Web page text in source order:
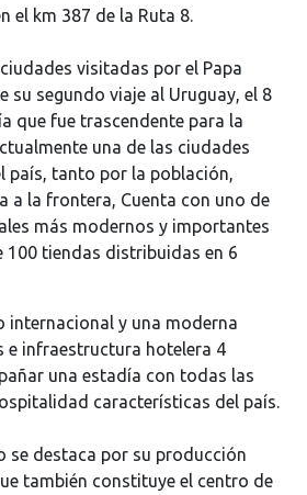
el km 387 de la Ruta 8.
visitadas por el Papa
su segundo viaje al Uruguay, el 8
que fue trascendente para la
una de las ciudades
país, tanto por la población,
a la frontera, Cuenta con uno de
más modernos y importantes
100 tiendas distribuidas en 6
internacional y una moderna
e infraestructura hotelera 4
una estadía con todas las
características del país.
se destaca por su producción
también constituye el centro de